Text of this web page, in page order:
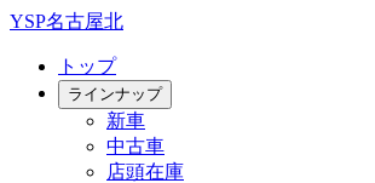
YSP名古屋北
トップ
ラインナップ
新車
中古車
店頭在庫